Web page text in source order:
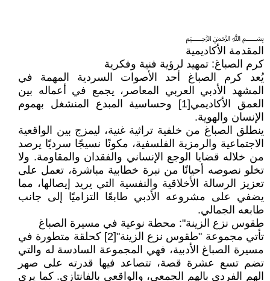
﷽
المقدمة الأكاديمية
كرم الصباغ: تمهيد لرؤية فنية وفكرية
يُعد كرم الصباغ أحد الأصوات السردية المهمة في
المشهد الأدبي العربي المعاصر، يجمع في أعماله بين
العمق الأكاديمي[1] وحساسية المبدع المنشغل بهموم
الإنسان والهوية.
ينطلق الصباغ من خلفية تراثية غنية، ليمزج بين الواقعية
الاجتماعية والرمزية الفلسفية، مكونًا نسيجًا سرديًا يرصد
من خلاله قضايا الوجع الإنساني والفقدان والمقاومة. ولا
تخلو نصوصه أحيانًا من نبرة خطابية مباشرة، تعمل على
تعزيز الرسالة الأخلاقية والنفسية التي يريد إيصالها، مما
يضفي على مشروعه الأدبي طابعًا التزاميًا إلى جانب
طابعه الجمالي.
طقوس نزع الزينة": محطة نوعية في مسيرة الصباغ
تأتي مجموعة "طقوس نزع الزينة"[2] كحلقة متطورة في
مسيرة الصباغ الأدبية، فهي المجموعة السادسة له والتي
تضم تسع عشرة قصة، تتصاعد فيها قدرته على صهر
الهم الفردي بالهم الجمعي، والواقعي بالفانتازي. كما يرى